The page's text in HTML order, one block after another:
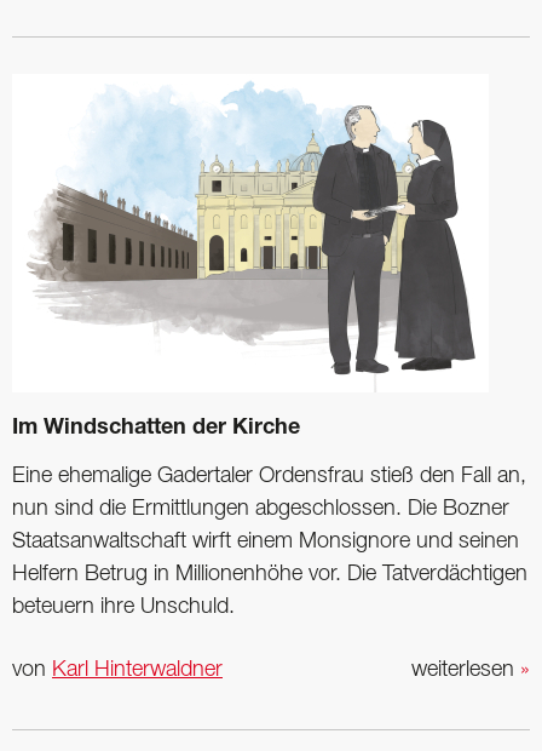
Im Windschatten der Kirche
Eine ehemalige Gadertaler Ordensfrau stieß den Fall an,
nun sind die Ermittlungen abgeschlossen. Die Bozner
Staatsanwaltschaft wirft einem Monsignore und seinen
Helfern Betrug in Millionenhöhe vor. Die Tatverdächtigen
beteuern ihre Unschuld.
weiterlesen »
von Karl Hinterwaldner